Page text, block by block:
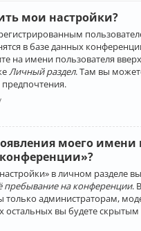
мои настройки?
в базе данных
на имени пользователя
Личный раздел. Там вы
предпочтения.
моего имени
в личном разделе
пребывание на конференции.
только администраторам,
остальных вы будете скрытым